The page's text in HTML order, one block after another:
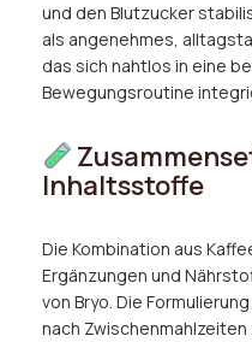
und den Blutzucker
als angenehmes,
das sich nahtlos in eine
Bewegungsroutine
Inhaltsstoffe
Die Kombination aus
Ergänzungen und
von Bryo. Die
nach